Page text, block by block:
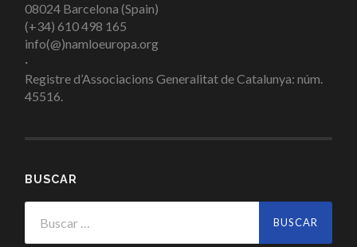
08024 Barcelona (Spain)
(+34) 610 498 165
info(@)namloeuropa.org
·
Registre d’Associacions Generalitat de Catalunya: núm.
45516.
BUSCAR